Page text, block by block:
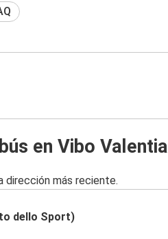
en Vibo Valentia
dirección más reciente.
dello Sport)